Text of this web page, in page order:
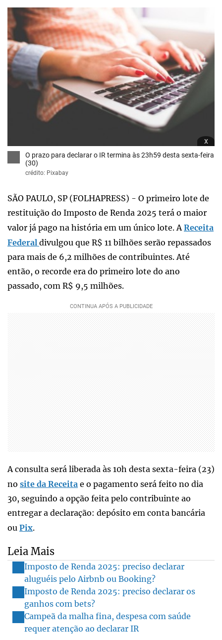
x
O prazo para declarar o IR termina às 23h59 desta sexta-feira
(30)
crédito: Pixabay
SÃO PAULO, SP (FOLHAPRESS) - O primeiro lote de
restituição do Imposto de Renda 2025 terá o maior
valor já pago na história em um único lote. A Receita
Federal divulgou que R$ 11 bilhões serão repassados
para mais de 6,2 milhões de contribuintes. Até
então, o recorde era do primeiro lote do ano
passado, com R$ 9,5 milhões.
A consulta será liberada às 10h desta sexta-feira (23)
no site da Receita e o pagamento será feito no dia
30, seguindo a opção feita pelo contribuinte ao
entregar a declaração: depósito em conta bancária
ou Pix.
Leia Mais
Imposto de Renda 2025: preciso declarar
aluguéis pelo Airbnb ou Booking?
Imposto de Renda 2025: preciso declarar os
ganhos com bets?
Campeã da malha fina, despesa com saúde
requer atenção ao declarar IR